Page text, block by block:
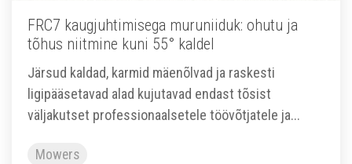
FRC7 kaugjuhtimisega muruniiduk: ohutu ja
tõhus niitmine kuni 55° kaldel
Järsud kaldad, karmid mäenõlvad ja raskesti
ligipääsetavad alad kujutavad endast tõsist
väljakutset professionaalsetele töövõtjatele ja...
Mowers